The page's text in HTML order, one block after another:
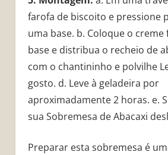
farofa de biscoito e pressione
uma base. b. Coloque o
base e distribua o recheio de
com o chantininho e polvilhe
gosto. d. Leve à geladeira por
aproximadamente 2 horas. e.
sua Sobremesa de Abacaxi
Preparar esta sobremesa é